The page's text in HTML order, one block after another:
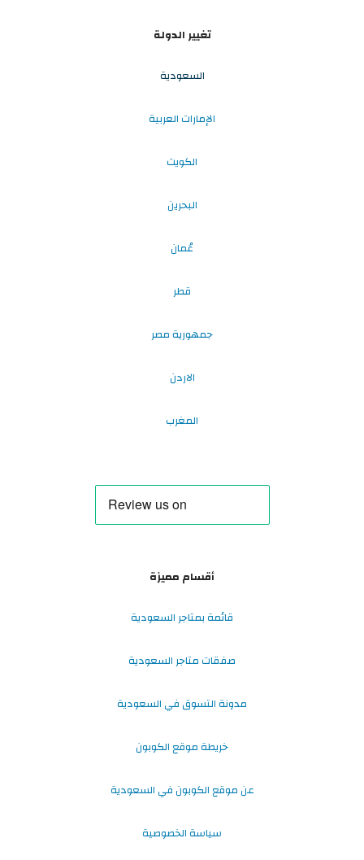
تغيير الدولة
السعودية
الإمارات العربية
الكويت
البحرين
عُمان
قطر
جمهورية مصر
الاردن
المغرب
أقسام مميزة
قائمة بمتاجر السعودية
صفقات متاجر السعودية
مدونة التسوق في السعودية
خريطة موقع الكوبون
عن موقع الكوبون في السعودية
سياسة الخصوصية